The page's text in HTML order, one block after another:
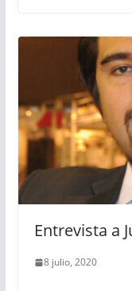
Entrevista a
8 julio, 2020